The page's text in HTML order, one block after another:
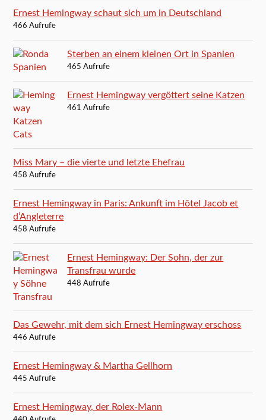
Ernest Hemingway schaut sich um in Deutschland
466 Aufrufe
Sterben an einem kleinen Ort in Spanien
465 Aufrufe
Ernest Hemingway vergöttert seine Katzen
461 Aufrufe
Miss Mary – die vierte und letzte Ehefrau
458 Aufrufe
Ernest Hemingway in Paris: Ankunft im Hôtel Jacob et
d’Angleterre
458 Aufrufe
Ernest Hemingway: Der Sohn, der zur
Transfrau wurde
448 Aufrufe
Das Gewehr, mit dem sich Ernest Hemingway erschoss
446 Aufrufe
Ernest Hemingway & Martha Gellhorn
445 Aufrufe
Ernest Hemingway, der Rolex-Mann